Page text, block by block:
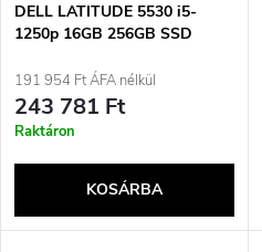
DELL LATITUDE 5530 i5-
1250p 16GB 256GB SSD
Használt
191 954 Ft ÁFA nélkül
243 781 Ft
Raktáron
KOSÁRBA